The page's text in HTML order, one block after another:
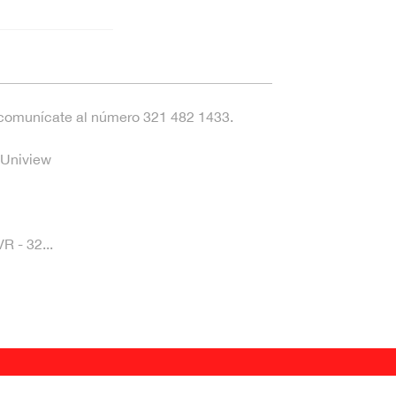
al número 321 482 1433.
- 32...